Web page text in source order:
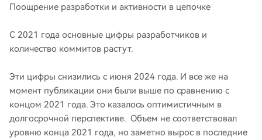
Поощрение разработки и активности в цепочке
С 2021 года основные цифры разработчиков и
количество коммитов растут.
Эти цифры снизились с июня 2024 года. И все же на
момент публикации они были выше по сравнению с
концом 2021 года. Это казалось оптимистичным в
долгосрочной перспективе. Объем не соответствовал
уровню конца 2021 года, но заметно вырос в последние